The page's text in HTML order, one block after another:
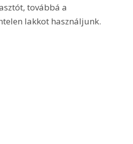
továbbá a
lakkot használjunk.